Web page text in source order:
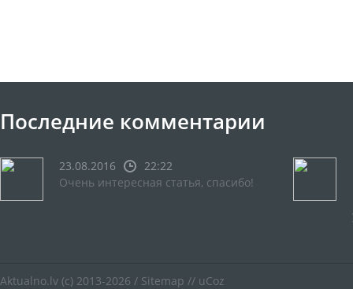
Последние комментарии
23.08.2016
22:22
Очень интересная статья, спасибо!
Aktualno.lv (c) 2013-2026 / Sitemap // uCoz